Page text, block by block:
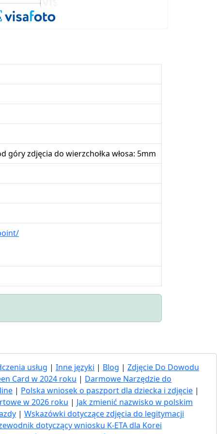
góry zdjęcia do wierzchołka włosa: 5mm
usług | Inne języki | Blog | Zdjęcie Do Dowodu
Card w 2024 roku | Darmowe Narzędzie do
| Polska wniosek o paszport dla dziecka i zdjęcie |
w 2026 roku | Jak zmienić nazwisko w polskim
| Wskazówki dotyczące zdjęcia do legitymacji
dotyczący wniosku K-ETA dla Korei